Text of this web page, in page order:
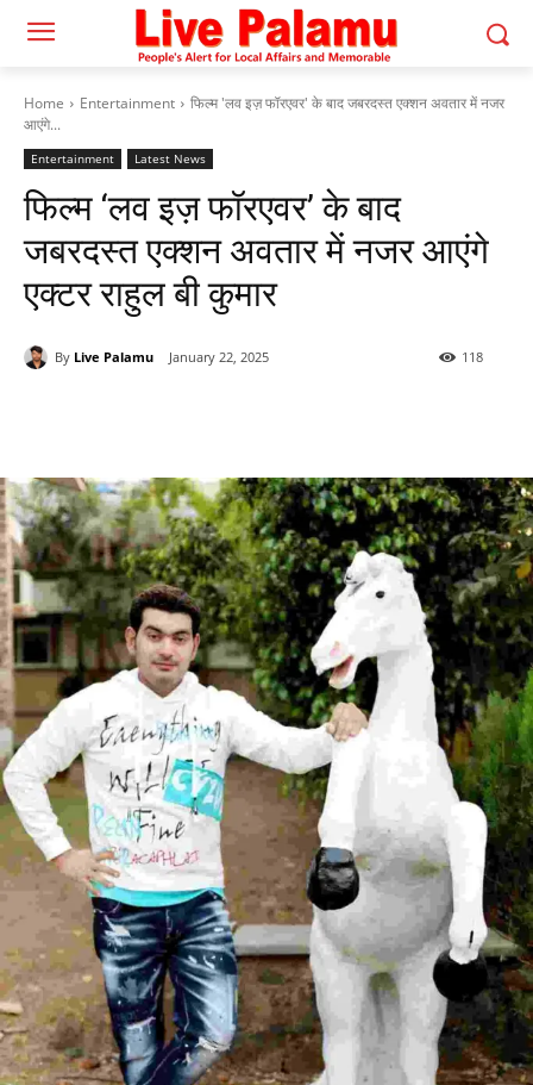
Home Entertainment
फिल्म 'लव इज़ फॉरएवर' के बाद जबरदस्त एक्शन अवतार में नजर
आएंगे...
Entertainment Latest News
फिल्म ‘लव इज़ फॉरएवर’ के बाद
जबरदस्त एक्शन अवतार में नजर आएंगे
एक्टर राहुल बी कुमार
By Live Palamu January 22, 2025 118